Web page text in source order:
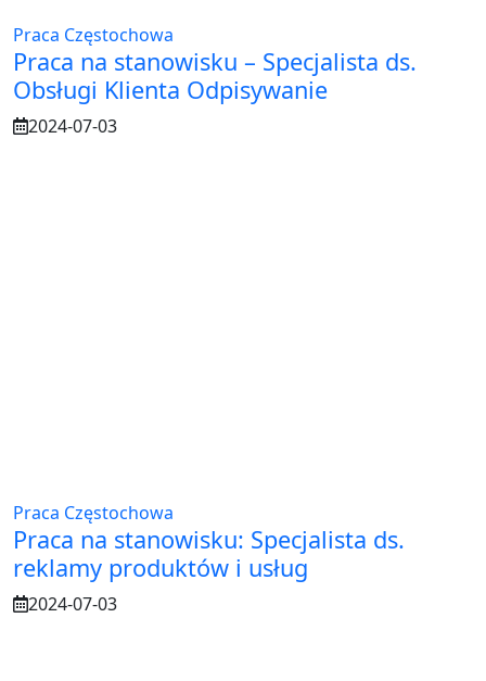
Praca Częstochowa
Praca na stanowisku – Specjalista ds.
Obsługi Klienta Odpisywanie
2024-07-03
Praca Częstochowa
Praca na stanowisku: Specjalista ds.
reklamy produktów i usług
2024-07-03